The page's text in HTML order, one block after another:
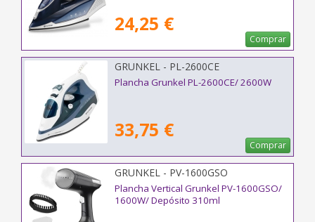
24,25 €
Comprar
GRUNKEL - PL-2600CE
Plancha Grunkel PL-2600CE/ 2600W
33,75 €
Comprar
GRUNKEL - PV-1600GSO
Plancha Vertical Grunkel PV-1600GSO/
1600W/ Depósito 310ml